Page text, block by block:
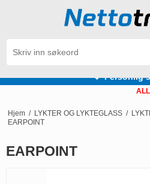
Hjem / LYKTER OG LYKTEGLASS /
EARPOINT
EARPOINT